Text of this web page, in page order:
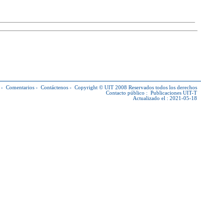
- Comentarios - Contáctenos - Copyright © UIT 2008 Reservados todos los derechos
Contacto público : Publicaciones UIT-T
Actualizado el : 2021-05-18